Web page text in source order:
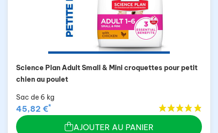
Science Plan Adult Small & Mini croquettes pour petit
chien au poulet
Sac de 6 kg
45,82 €*
AJOUTER AU PANIER